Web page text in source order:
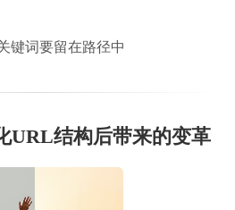
键词要留在路径中
URL结构后带来的变革